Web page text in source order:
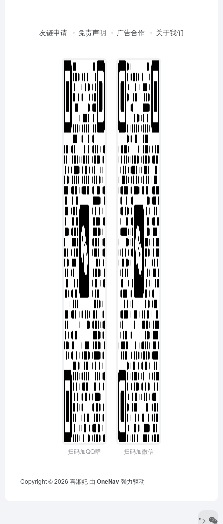
友链申请 免责声明 广告合作 关于我们
扫码加QQ群 扫码加微信
Copyright © 2026 喜湘妃 由 OneNav强力驱动
">